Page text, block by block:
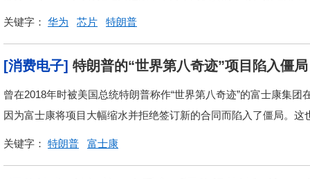
关键字： 华为 芯片 特朗普
[消费电子] 特朗普的“世界第八奇迹”项目陷入僵
曾在2018年时被美国总统特朗普称作“世界第八奇迹”的富士康集
因为富士康将项目大幅缩水并拒绝签订新的合同而陷入了僵局。
关键字： 特朗普 富士康